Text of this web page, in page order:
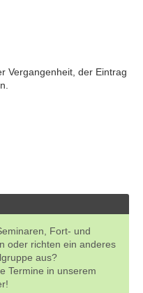
Vergangenheit, der Eintrag
Fort- und
oder richten ein anderes
aus?
Termine in unserem